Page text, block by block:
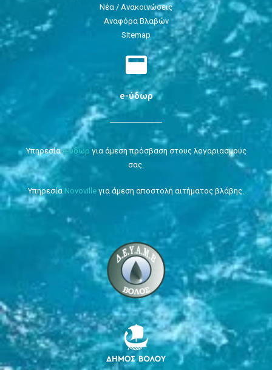
Νέα / Ανακοινώσεις
Αναφόρα Βλαβών
Sitemap
e-ύδωρ
Υπηρεσίαe-ύδωρ για άμεση πρόσβαση στους λογαριασμούς
σας.
Υπηρεσία Novoville για άμεση αποστολή αιτήματος βλάβης.